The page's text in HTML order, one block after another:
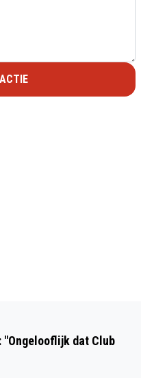
"Ongelooflijk dat Club